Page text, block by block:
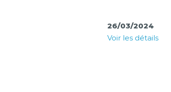
26/03/2024
Voir les détails